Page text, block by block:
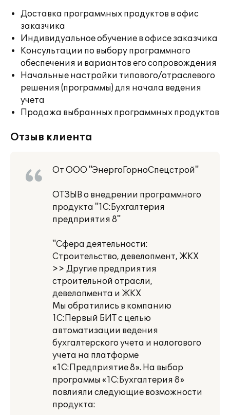
Доставка программных продуктов в офис
заказчика
Индивидуальное обучение в офисе заказчика
Консультации по выбору программного
обеспечения и вариантов его сопровождения
Начальные настройки типового/отраслевого
решения (программы) для начала ведения
учета
Продажа выбранных программных продуктов
Отзыв клиента
От ООО "ЭнергоГорноСпецстрой"
ОТЗЫВ о внедрении программного
продукта "1С:Бухгалтерия
предприятия 8"
"Сфера деятельности:
Строительство, девелопмент, ЖКХ
>> Другие предприятия
строительной отрасли,
девелопмента и ЖКХ
Мы обратились в компанию
1С:Первый БИТ с целью
автоматизации ведения
бухгалтерского учета и налогового
учета на платформе
«1С:Предприятие 8». На выбор
программы «1С:Бухгалтерия 8»
повлияли следующие возможности
продукта: